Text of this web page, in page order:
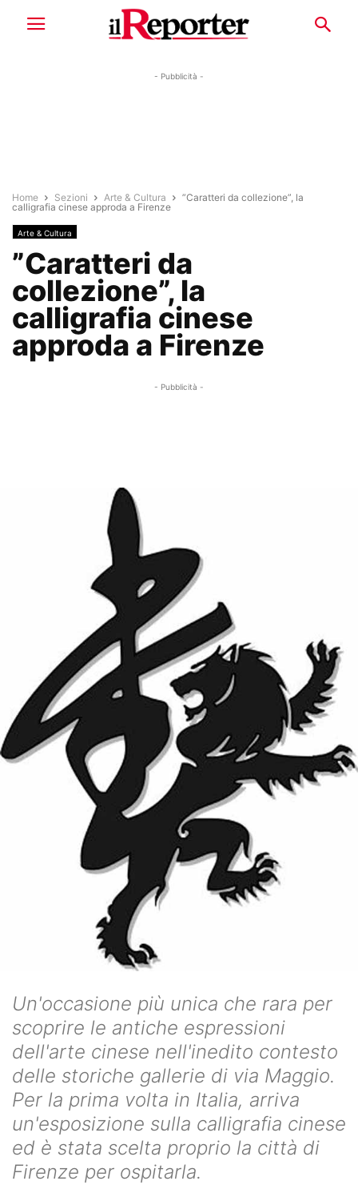
- Pubblicità -
Home Sezioni Arte & Cultura
”Caratteri da collezione”, la
calligrafia cinese approda a Firenze
Arte & Cultura
”Caratteri da
collezione”, la
calligrafia cinese
approda a Firenze
- Pubblicità -
Un'occasione più unica che rara per
scoprire le antiche espressioni
dell'arte cinese nell'inedito contesto
delle storiche gallerie di via Maggio.
Per la prima volta in Italia, arriva
un'esposizione sulla calligrafia cinese
ed è stata scelta proprio la città di
Firenze per ospitarla.